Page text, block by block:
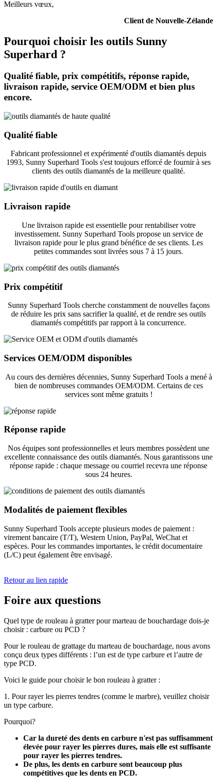
Meilleurs vœux,
Client de Nouvelle-Zélande
Pourquoi choisir les outils Sunny
Superhard ?
Qualité fiable, prix compétitifs, réponse rapide,
livraison rapide, service OEM/ODM et bien plus
encore.
Qualité fiable
Fabricant professionnel et expérimenté d'outils diamantés depuis
1993, Sunny Superhard Tools s'est toujours efforcé de fournir à ses
clients des outils diamantés de la meilleure qualité.
Livraison rapide
Une livraison rapide est essentielle pour rentabiliser votre
investissement. Sunny Superhard Tools propose un service de
livraison rapide pour le plus grand bénéfice de ses clients. Les
petites commandes sont livrées sous 7 à 15 jours.
Prix ​​compétitif
Sunny Superhard Tools cherche constamment de nouvelles façons
de réduire les prix sans sacrifier la qualité, et de rendre ses outils
diamantés compétitifs par rapport à la concurrence.
Services OEM/ODM disponibles
Au cours des dernières décennies, Sunny Superhard Tools a mené à
bien de nombreuses commandes OEM/ODM. Certains de ces
services sont même gratuits !
Réponse rapide
Nos équipes sont professionnelles et leurs membres possèdent une
excellente connaissance des outils diamantés. Nous garantissons une
réponse rapide : chaque message ou courriel recevra une réponse
sous 24 heures.
Modalités de paiement flexibles
Sunny Superhard Tools accepte plusieurs modes de paiement :
virement bancaire (T/T), Western Union, PayPal, WeChat et
espèces. Pour les commandes importantes, le crédit documentaire
(L/C) peut également être envisagé.
Retour au lien rapide
Foire aux questions
Quel type de rouleau à gratter pour marteau de bouchardage dois-je
choisir : carbure ou PCD ?
Pour le rouleau de grattage du marteau de bouchardage, nous avons
conçu deux types différents : l’un est de type carbure et l’autre de
type PCD.
Voici le guide pour choisir le bon rouleau à gratter :
1. Pour rayer les pierres tendres (comme le marbre), veuillez choisir
un type carbure.
Pourquoi?
Car la dureté des dents en carbure n'est pas suffisamment
élevée pour rayer les pierres dures, mais elle est suffisante
pour rayer les pierres tendres.
De plus, les dents en carbure sont beaucoup plus
compétitives que les dents en PCD.